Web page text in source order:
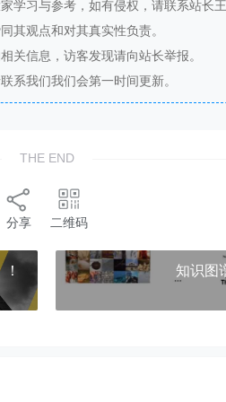
学习与参考，如有侵权，请联系站长王
其观点和对其真实性负责。
关信息，访客发现请向站长举报。
系我们我们会第一时间更新。
THE END
分享 二维码
知识图